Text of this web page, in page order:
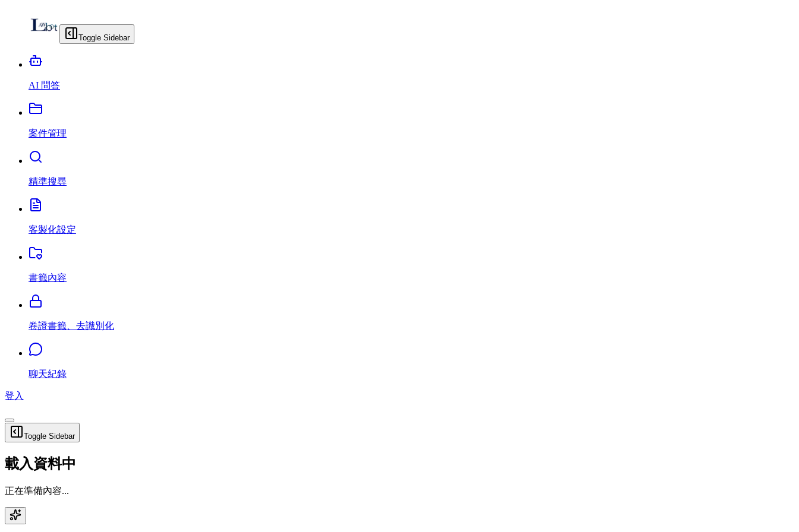
Toggle Sidebar
AI 問答
案件管理
精準搜尋
客製化設定
書籤內容
卷證書籤、去識別化
聊天紀錄
登入
Toggle Sidebar
載入資料中
正在準備內容...